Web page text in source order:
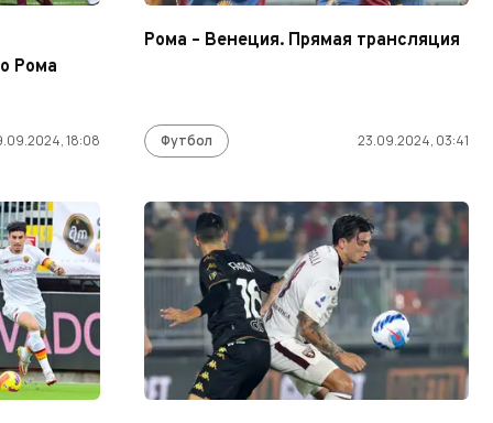
Рома
18:08
Рома – Венеция. Прямая трансляция
Футбол 23.09.2024, 03:41